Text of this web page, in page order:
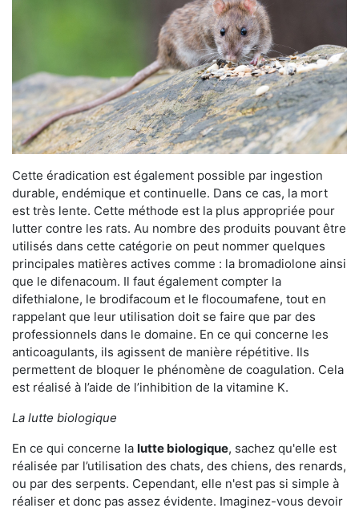
Cette éradication est également possible par ingestion
durable, endémique et continuelle. Dans ce cas, la mort
est très lente. Cette méthode est la plus appropriée pour
lutter contre les rats. Au nombre des produits pouvant être
utilisés dans cette catégorie on peut nommer quelques
principales matières actives comme : la bromadiolone ainsi
que le difenacoum. Il faut également compter la
difethialone, le brodifacoum et le flocoumafene, tout en
rappelant que leur utilisation doit se faire que par des
professionnels dans le domaine. En ce qui concerne les
anticoagulants, ils agissent de manière répétitive. Ils
permettent de bloquer le phénomène de coagulation. Cela
est réalisé à l’aide de l’inhibition de la vitamine K.
La lutte biologique
En ce qui concerne la lutte biologique, sachez qu'elle est
réalisée par l’utilisation des chats, des chiens, des renards,
ou par des serpents. Cependant, elle n'est pas si simple à
réaliser et donc pas assez évidente. Imaginez-vous devoir